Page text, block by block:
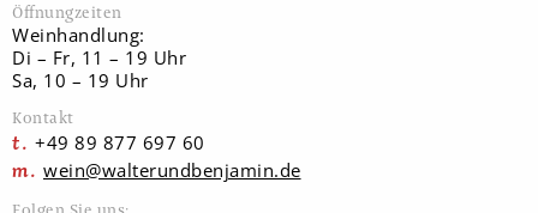
Öffnungzeiten
Weinhandlung:
Di – Fr, 11 – 19 Uhr
Sa, 10 – 19 Uhr
Kontakt
+49 89 877 697 60
wein@walterundbenjamin.de